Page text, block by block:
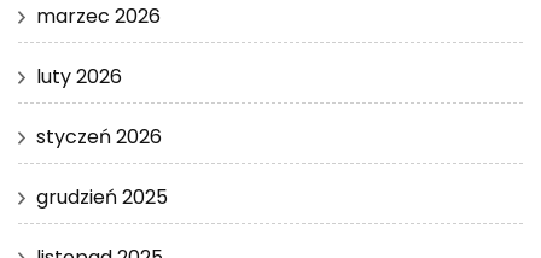
marzec 2026
luty 2026
styczeń 2026
grudzień 2025